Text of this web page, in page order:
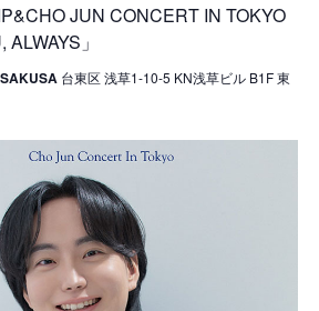
JUN CONCERT IN TOKYO
ALWAYS」
台東区 浅草1-10-5 KN浅草ビル B1F 東